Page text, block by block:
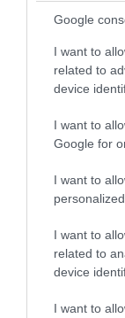
Google
I want to
related to
device
I want to
Google for
I want to
I want to
related to
device
I want to
06.08.2026 | 14:02
Αθήνα: